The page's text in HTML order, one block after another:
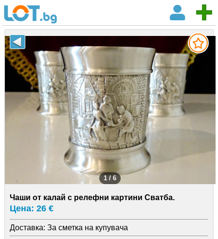
1 / 6
Чаши от калай с релефни картини Сватба.
Цена: 26 €
Доставка: За сметка на купувача